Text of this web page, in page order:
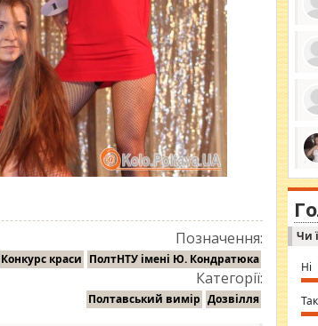
Позначення:
Конкурс краси ПолтНТУ імені Ю. Кондратюка
Категорії:
Полтавський вимір Дозвілля
за
ми
in
⇒
Чи
Ні
Так